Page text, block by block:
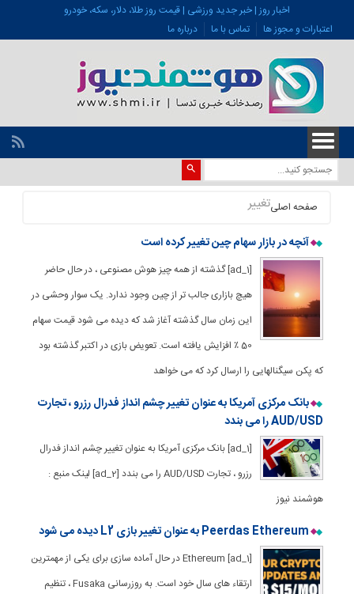
اخبار روز | خبر جدید ورزشی | قیمت روز طلا، دلار، سکه، خودرو
اعتبارات و مجوز ها
تماس با ما درباره ما
صفحه اصلیتغییر
آنچه در بازار سهام چین تغییر کرده است
[ad_1] گذشته از همه چیز هوش مصنوعی ، در حال حاضر
هیچ بازاری جالب تر از چین وجود ندارد. یک سوار وحشی در
این زمان سال گذشته آغاز شد که دیده می شود قیمت سهام
50 ٪ افزایش یافته است. تعویض بازی در اکتبر گذشته بود
که پکن سیگنالهایی را ارسال کرد که می خواهد
بانک مرکزی آمریکا به عنوان تغییر چشم انداز فدرال رزرو ، تجارت
AUD/USD را می بندد
[ad_1] بانک مرکزی آمریکا به عنوان تغییر چشم انداز فدرال
رزرو ، تجارت AUD/USD را می بندد [ad_2] لینک منبع :
هوشمند نیوز
Peerdas Ethereum به عنوان تغییر بازی L2 دیده می شود
[ad_1] Ethereum در حال آماده سازی برای یکی از مهمترین
ارتقاء های سال خود است. به روزرسانی Fusaka ، تنظیم